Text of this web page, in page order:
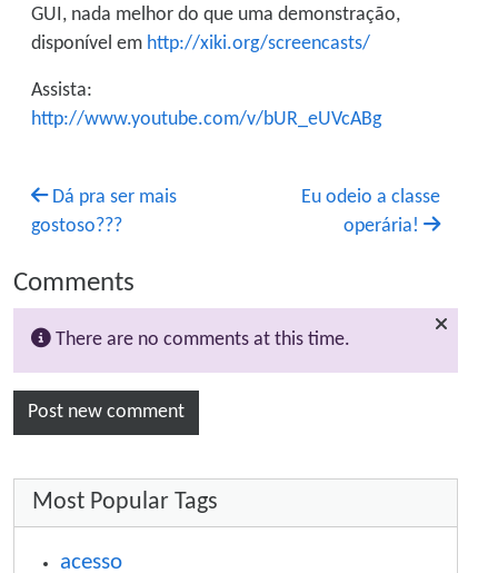
GUI, nada melhor do que uma demonstração,
disponível em http://xiki.org/screencasts/
Assista:
http://www.youtube.com/v/bUR_eUVcABg
Dá pra ser mais
gostoso???
Eu odeio a classe
operária!
Comments
There are no comments at this time.
Post new comment
More content and functionality (right
Most Popular Tags
acesso